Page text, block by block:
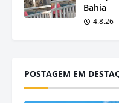
Bahia
4.8.26
POSTAGEM EM